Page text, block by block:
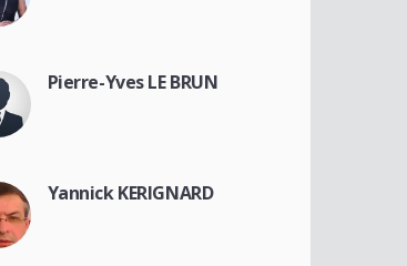
Pierre-Yves LE BRUN
Yannick KERIGNARD